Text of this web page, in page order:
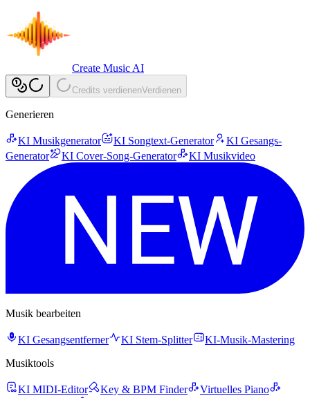
Create Music AI
Credits verdienenVerdienen
Generieren
KI Musikgenerator KI Songtext-Generator
KI Gesangs-
Generator
KI Cover-Song-Generator KI Musikvideo
Musik bearbeiten
KI Gesangsentferner KI Stem-Splitter
KI-Musik-Mastering
Musiktools
KI MIDI-Editor Key & BPM Finder
Virtuelles Piano